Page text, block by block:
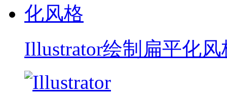
Illustrator绘制扁平化风